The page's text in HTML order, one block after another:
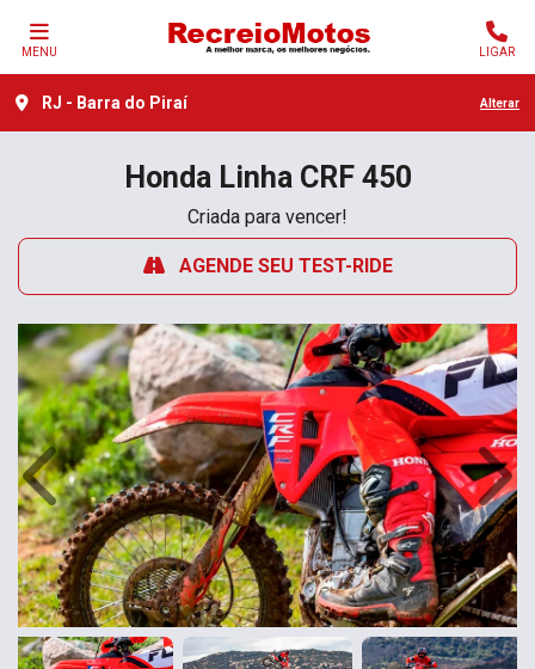
MENU LIGAR
RJ - Barra do Piraí Alterar
HondaLinha CRF 450
Criada para vencer!
AGENDE SEU TEST-RIDE
Anterior